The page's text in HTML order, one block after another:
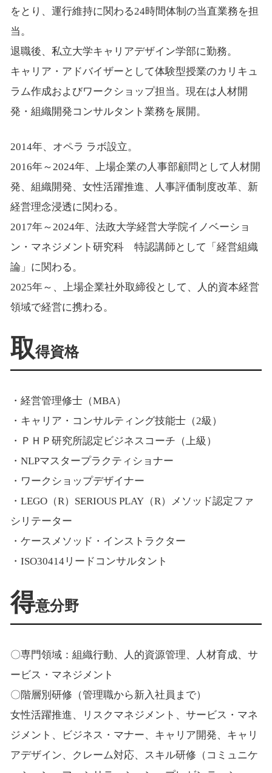
をとり、運行維持に関わる24時間体制の当直業務を担
当。
退職後、私立大学キャリアデザイン学部に勤務。
キャリア・アドバイザーとして体験型授業のカリキュ
ラム作成およびワークショップ担当。現在は人材開
発・組織開発コンサルタント業務を展開。
2014年、オペラ ラボ設立。
2016年～2024年、上場企業の人事部顧問として人材開
発、組織開発、女性活躍推進、人事評価制度改革、新
経営理念浸透に関わる。
2017年～2024年、法政大学経営大学院イノベーショ
ン・マネジメント研究科 特認講師として「経営組織
論」に関わる。
2025年～、上場企業社外取締役として、人的資本経営
領域で経営に携わる。
取得資格
・経営管理修士（MBA）
・キャリア・コンサルティング技能士（2級）
・ＰＨＰ研究所認定ビジネスコーチ（上級）
・NLPマスタープラクティショナー
・ワークショップデザイナー
・LEGO（R）SERIOUS PLAY（R）メソッド認定ファ
シリテーター
・ケースメソッド・インストラクター
・ISO30414リードコンサルタント
得意分野
〇専門領域：組織行動、人的資源管理、人材育成、サ
ービス・マネジメント
〇階層別研修（管理職から新入社員まで）
女性活躍推進、リスクマネジメント、サービス・マネ
ジメント、ビジネス・マナー、キャリア開発、キャリ
アデザイン、クレーム対応、スキル研修（コミュニケ